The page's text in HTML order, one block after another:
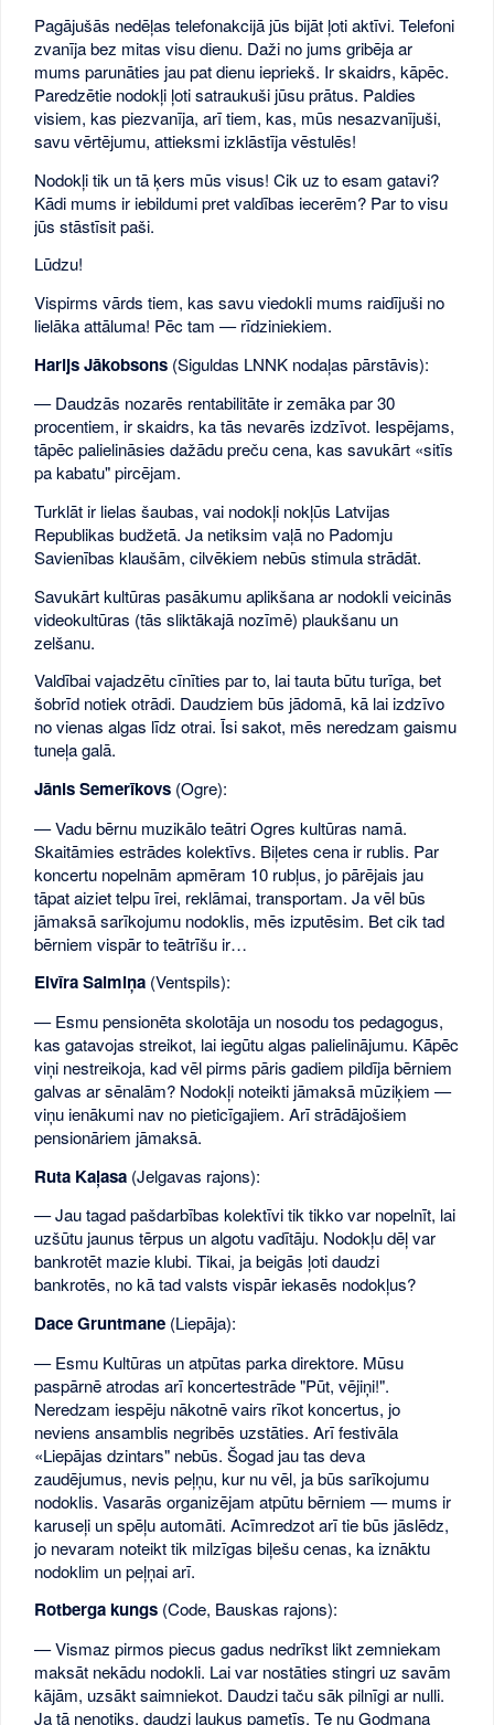
Pagājušās nedēļas telefonakcijā jūs bijāt ļoti aktīvi. Telefoni
zvanīja bez mitas visu dienu. Daži no jums gribēja ar
mums parunāties jau pat dienu iepriekš. Ir skaidrs, kāpēc.
Paredzētie nodokļi ļoti satraukuši jūsu prātus. Paldies
visiem, kas piezvanīja, arī tiem, kas, mūs nesazvanījuši,
savu vērtējumu, attieksmi izklāstīja vēstulēs!
Nodokļi tik un tā ķers mūs visus! Cik uz to esam gatavi?
Kādi mums ir iebildumi pret valdības iecerēm? Par to visu
jūs stāstīsit paši.
Lūdzu!
Vispirms vārds tiem, kas savu viedokli mums raidījuši no
lielāka attāluma! Pēc tam — rīdziniekiem.
Harijs Jākobsons (Siguldas LNNK nodaļas pārstāvis):
— Daudzās nozarēs rentabilitāte ir zemāka par 30
procentiem, ir skaidrs, ka tās nevarēs izdzīvot. Iespējams,
tāpēc palielināsies dažādu preču cena, kas savukārt «sitīs
pa kabatu" pircējam.
Turklāt ir lielas šaubas, vai nodokļi nokļūs Latvijas
Republikas budžetā. Ja netiksim vaļā no Padomju
Savienības klaušām, cilvēkiem nebūs stimula strādāt.
Savukārt kultūras pasākumu aplikšana ar nodokli veicinās
videokultūras (tās sliktākajā nozīmē) plaukšanu un
zelšanu.
Valdībai vajadzētu cīnīties par to, lai tauta būtu turīga, bet
šobrīd notiek otrādi. Daudziem būs jādomā, kā lai izdzīvo
no vienas algas līdz otrai. Īsi sakot, mēs neredzam gaismu
tuneļa galā.
Jānis Semerīkovs (Ogre):
— Vadu bērnu muzikālo teātri Ogres kultūras namā.
Skaitāmies estrādes kolektīvs. Biļetes cena ir rublis. Par
koncertu nopelnām apmēram 10 rubļus, jo pārējais jau
tāpat aiziet telpu īrei, reklāmai, transportam. Ja vēl būs
jāmaksā sarīkojumu nodoklis, mēs izputēsim. Bet cik tad
bērniem vispār to teātrīšu ir…
Elvīra Salmiņa (Ventspils):
— Esmu pensionēta skolotāja un nosodu tos pedagogus,
kas gatavojas streikot, lai iegūtu algas palielinājumu. Kāpēc
viņi nestreikoja, kad vēl pirms pāris gadiem pildīja bērniem
galvas ar sēnalām? Nodokļi noteikti jāmaksā mūziķiem —
viņu ienākumi nav no pieticīgajiem. Arī strādājošiem
pensionāriem jāmaksā.
Ruta Kaļasa (Jelgavas rajons):
— Jau tagad pašdarbības kolektīvi tik tikko var nopelnīt, lai
uzšūtu jaunus tērpus un algotu vadītāju. Nodokļu dēļ var
bankrotēt mazie klubi. Tikai, ja beigās ļoti daudzi
bankrotēs, no kā tad valsts vispār iekasēs nodokļus?
Dace Gruntmane (Liepāja):
— Esmu Kultūras un atpūtas parka direktore. Mūsu
paspārnē atrodas arī koncertestrāde "Pūt, vējiņi!".
Neredzam iespēju nākotnē vairs rīkot koncertus, jo
neviens ansamblis negribēs uzstāties. Arī festivāla
«Liepājas dzintars" nebūs. Šogad jau tas deva
zaudējumus, nevis peļņu, kur nu vēl, ja būs sarīkojumu
nodoklis. Vasarās organizējam atpūtu bērniem — mums ir
karuseļi un spēļu automāti. Acīmredzot arī tie būs jāslēdz,
jo nevaram noteikt tik milzīgas biļešu cenas, ka iznāktu
nodoklim un peļņai arī.
Rotberga kungs (Code, Bauskas rajons):
— Vismaz pirmos piecus gadus nedrīkst likt zemniekam
maksāt nekādu nodokli. Lai var nostāties stingri uz savām
kājām, uzsākt saimniekot. Daudzi taču sāk pilnīgi ar nulli.
Ja tā nenotiks, daudzi laukus pametīs. Te nu Godmaņa